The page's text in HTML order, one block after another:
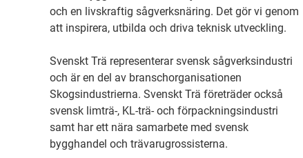
och en livskraftig sågverksnäring. Det gör vi genom
att inspirera, utbilda och driva teknisk utveckling.
Svenskt Trä representerar svensk sågverksindustri
och är en del av branschorganisationen
Skogsindustrierna. Svenskt Trä företräder också
svensk limträ-, KL-trä- och förpackningsindustri
samt har ett nära samarbete med svensk
bygghandel och trävarugrossisterna.